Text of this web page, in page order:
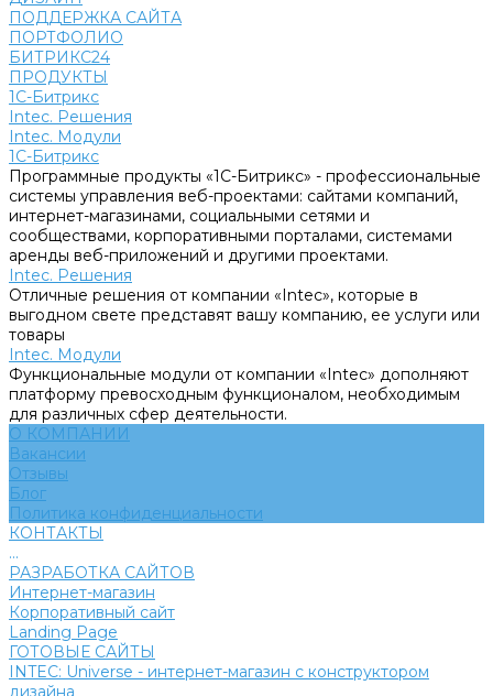
ПОДДЕРЖКА САЙТА
ПОРТФОЛИО
БИТРИКС24
ПРОДУКТЫ
1С-Битрикс
Intec. Решения
Intec. Модули
1С-Битрикс
Программные продукты «1С-Битрикс» - профессиональные
системы управления веб-проектами: сайтами компаний,
интернет-магазинами, социальными сетями и
сообществами, корпоративными порталами, системами
аренды веб-приложений и другими проектами.
Intec. Решения
Отличные решения от компании «Intec», которые в
выгодном свете представят вашу компанию, ее услуги или
товары
Intec. Модули
Функциональные модули от компании «Intec» дополняют
платформу превосходным функционалом, необходимым
для различных сфер деятельности.
О КОМПАНИИ
Вакансии
Отзывы
Блог
Политика конфиденциальности
КОНТАКТЫ
...
РАЗРАБОТКА САЙТОВ
Интернет-магазин
Корпоративный сайт
Landing Page
ГОТОВЫЕ САЙТЫ
INTEC: Universe - интернет-магазин с конструктором
дизайна